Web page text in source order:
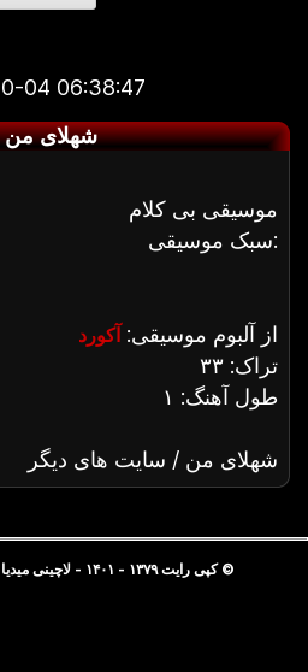
04 06:38:47
شهلای من
موسیقی بی کلام
سبک موسیقی:
از آلبوم موسیقی: آکورد
تراک: ۳۳
طول آهنگ: ۱
شهلای من / سایت های دیگر
© کپی رایت ۱۳۷۹ - ۱۴۰۱ - لاچینی میدیا - کلیه حقوق محفوظ است